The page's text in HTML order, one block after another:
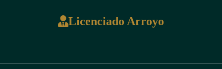
Licenciado Arroyo